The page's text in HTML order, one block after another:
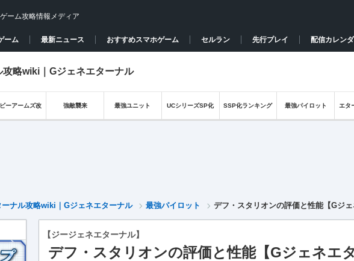
ーム攻略情報メディア
ーム 最新ニュース おすすめスマホゲーム セルラン 先行プレイ 配信カレン
略wiki｜Gジェネエターナル
ーアームズ改 強敵襲来 最強ユニット UCシリーズSP化 SSP化ランキング 最強パイロット エタ
ーナル攻略wiki｜Gジェネエターナル 最強パイロット デフ・スタリオンの評価と性能【Gジェ
【ジージェネエターナル】
デフ・スタリオンの評価と性能【Gジェネエタ